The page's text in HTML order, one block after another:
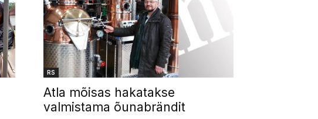
RS
Atla mõisas hakatakse
valmistama õunabrändit